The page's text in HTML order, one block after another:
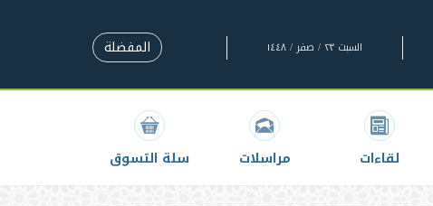
السبت ٢٣ / صفر / ١٤٤٨ المفضلة
لقاءات مراسلات سلة التسوق